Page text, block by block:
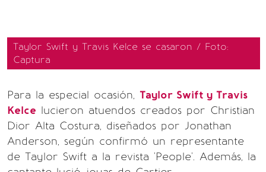
Taylor Swift y Travis Kelce se casaron / Foto:
Captura
Para la especial ocasión, Taylor Swift y Travis
Kelce lucieron atuendos creados por Christian
Dior Alta Costura, diseñados por Jonathan
Anderson, según confirmó un representante
de Taylor Swift a la revista 'People'. Además, la